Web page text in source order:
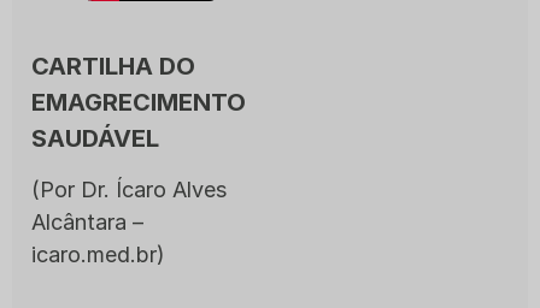
CARTILHA DO
EMAGRECIMENTO
SAUDÁVEL
(Por Dr. Ícaro Alves
Alcântara –
icaro.med.br)